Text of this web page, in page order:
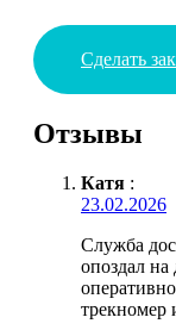
Сделать
Отзывы
Катя :
23.02.2026
Служба
опоздал
трекномер